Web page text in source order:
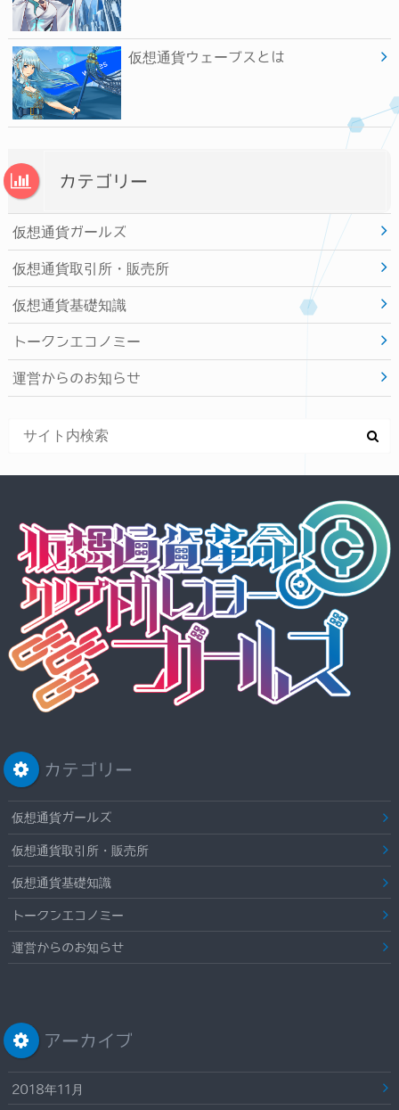
仮想通貨ウェーブスとは
カテゴリー
仮想通貨ガールズ
仮想通貨取引所・販売所
仮想通貨基礎知識
トークンエコノミー
運営からのお知らせ
カテゴリー
仮想通貨ガールズ
仮想通貨取引所・販売所
仮想通貨基礎知識
トークンエコノミー
運営からのお知らせ
アーカイブ
2018年11月